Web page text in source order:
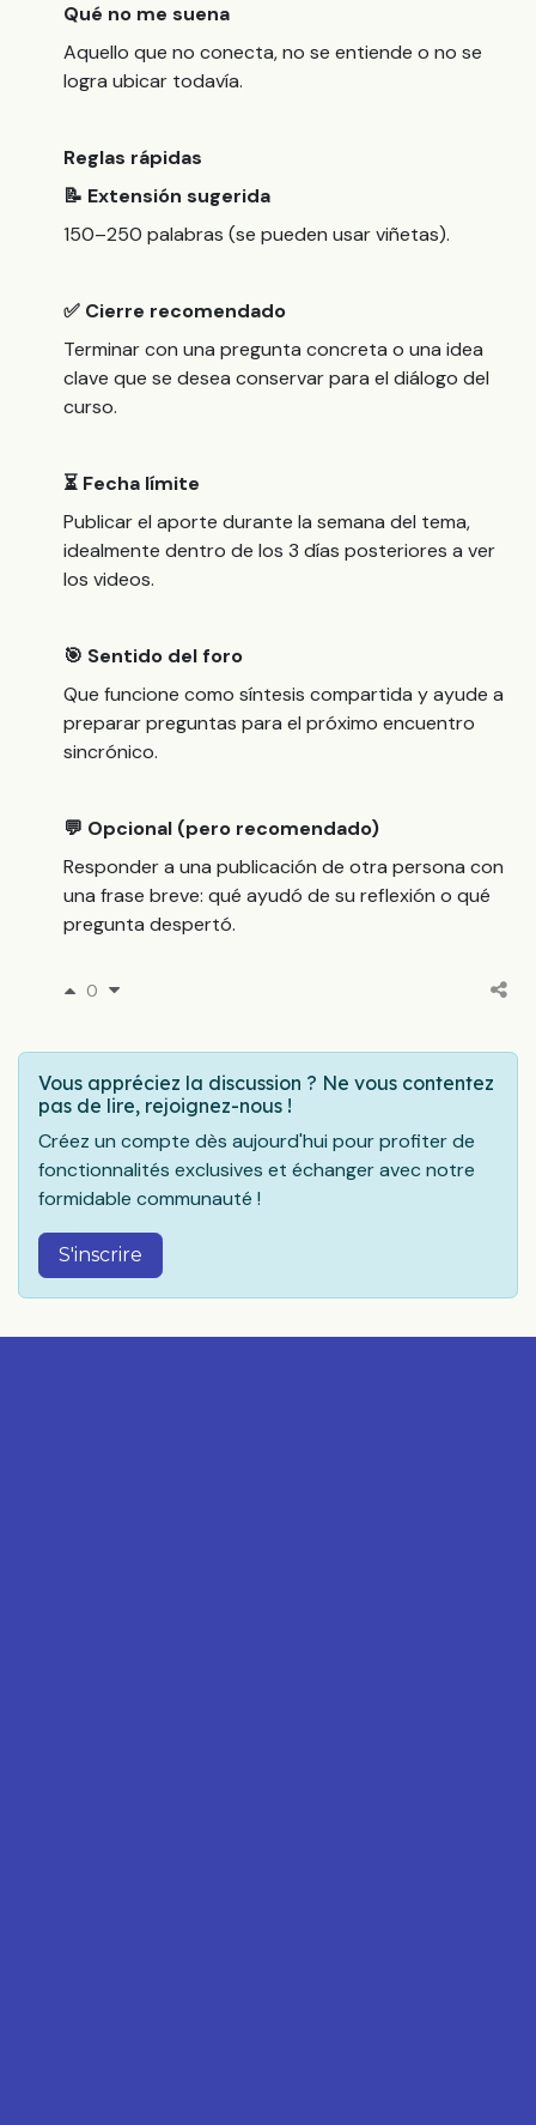
Qué no me suena
Aquello que no conecta, no se entiende o no se
logra ubicar todavía.
Reglas rápidas
📝 Extensión sugerida
150–250 palabras (se pueden usar viñetas).
✅ Cierre recomendado
Terminar con una pregunta concreta o una idea
clave que se desea conservar para el diálogo del
curso.
⏳ Fecha límite
Publicar el aporte durante la semana del tema,
idealmente dentro de los 3 días posteriores a ver
los videos.
🎯 Sentido del foro
Que funcione como síntesis compartida y ayude a
preparar preguntas para el próximo encuentro
sincrónico.
💬 Opcional (pero recomendado)
Responder a una publicación de otra persona con
una frase breve: qué ayudó de su reflexión o qué
pregunta despertó.
0
Vous appréciez la discussion ? Ne vous contentez
pas de lire, rejoignez-nous !
Créez un compte dès aujourd'hui pour profiter de
fonctionnalités exclusives et échanger avec notre
formidable communauté !
S'inscrire